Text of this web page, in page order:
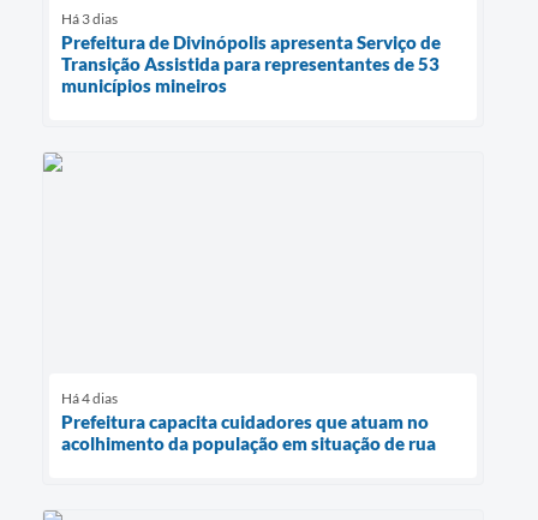
Há 3 dias
Prefeitura de Divinópolis apresenta Serviço de
Transição Assistida para representantes de 53
municípios mineiros
Há 4 dias
Prefeitura capacita cuidadores que atuam no
acolhimento da população em situação de rua